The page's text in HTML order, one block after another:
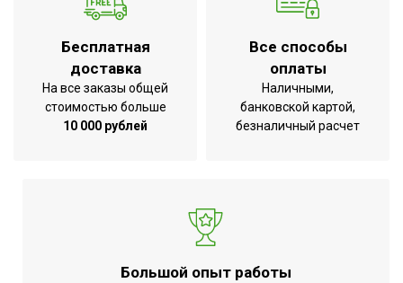
устройства)
воздуха (вблизи пульта
управления)
Серия
Defender DC
Высота товара
20.1
R410a
Доп.опция
Глубина товара
29.9
Бесплатная
доставка
На все заказы общей
стоимостью больше
10 000 рублей
Все способы
оплаты
Наличными,
банковской картой,
безналичный расчет
Большой опыт работы